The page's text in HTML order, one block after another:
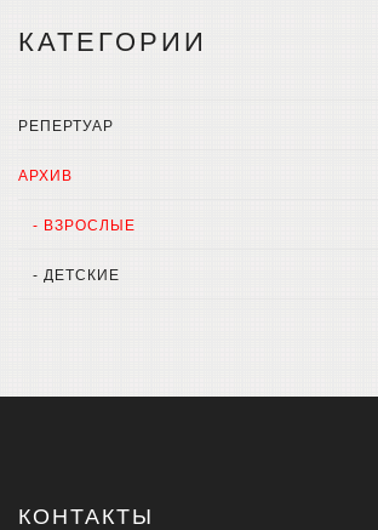
КАТЕГОРИИ
РЕПЕРТУАР
АРХИВ
- ВЗРОСЛЫЕ
- ДЕТСКИЕ
КОНТАКТЫ